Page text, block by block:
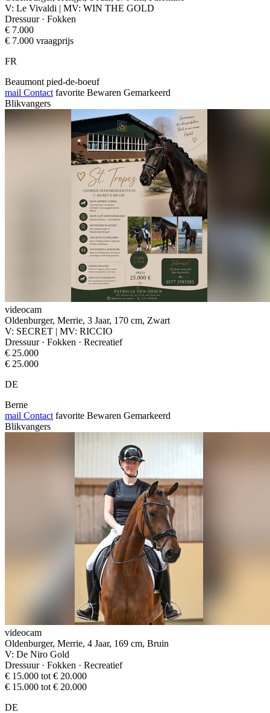
V: Le Vivaldi | MV: WIN THE GOLD
Dressuur · Fokken
€ 7.000
€ 7.000 vraagprijs
FR
Beaumont pied-de-boeuf
mail Contact favorite Bewaren Gemarkeerd
Blikvangers
videocam
Oldenburger, Merrie, 3 Jaar, 170 cm, Zwart
V: SECRET | MV: RICCIO
Dressuur · Fokken · Recreatief
€ 25.000
€ 25.000
DE
Berne
mail Contact favorite Bewaren Gemarkeerd
Blikvangers
videocam
Oldenburger, Merrie, 4 Jaar, 169 cm, Bruin
V: De Niro Gold
Dressuur · Fokken · Recreatief
€ 15.000 tot € 20.000
€ 15.000 tot € 20.000
DE